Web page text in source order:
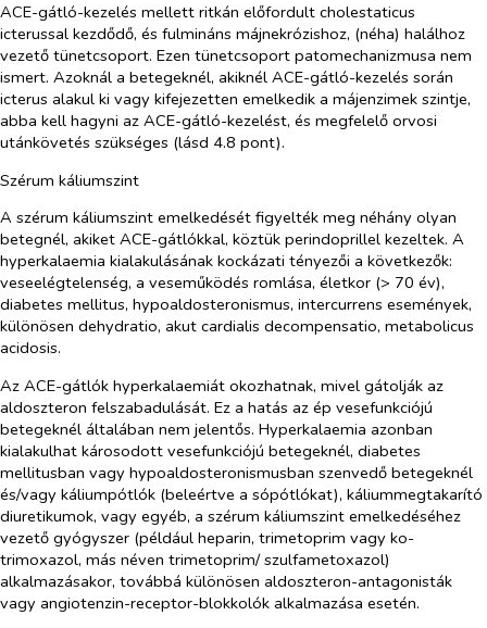
ACE-gátló-kezelés mellett ritkán előfordult cholestaticus
icterussal kezdődő, és fulmináns májnekrózishoz, (néha) halálhoz
vezető tünetcsoport. Ezen tünetcsoport patomechanizmusa nem
ismert. Azoknál a betegeknél, akiknél ACE-gátló-kezelés során
icterus alakul ki vagy kifejezetten emelkedik a májenzimek szintje,
abba kell hagyni az ACE-gátló-kezelést, és megfelelő orvosi
utánkövetés szükséges (lásd 4.8 pont).
Szérum káliumszint
A szérum káliumszint emelkedését figyelték meg néhány olyan
betegnél, akiket ACE-gátlókkal, köztük perindoprillel kezeltek. A
hyperkalaemia kialakulásának kockázati tényezői a következők:
veseelégtelenség, a veseműködés romlása, életkor (> 70 év),
diabetes mellitus, hypoaldosteronismus, intercurrens események,
különösen dehydratio, akut cardialis decompensatio, metabolicus
acidosis.
Az ACE-gátlók hyperkalaemiát okozhatnak, mivel gátolják az
aldoszteron felszabadulását. Ez a hatás az ép vesefunkciójú
betegeknél általában nem jelentős. Hyperkalaemia azonban
kialakulhat károsodott vesefunkciójú betegeknél, diabetes
mellitusban vagy hypoaldosteronismusban szenvedő betegeknél
és/vagy káliumpótlók (beleértve a sópótlókat), káliummegtakarító
diuretikumok, vagy egyéb, a szérum káliumszint emelkedéséhez
vezető gyógyszer (például heparin, trimetoprim vagy ko-
trimoxazol, más néven trimetoprim/ szulfametoxazol)
alkalmazásakor, továbbá különösen aldoszteron-antagonisták
vagy angiotenzin-receptor-blokkolók alkalmazása esetén.